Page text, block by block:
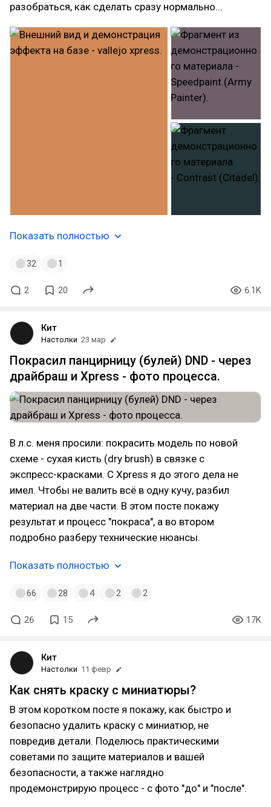
разобраться, как сделать сразу нормально...
Показать полностью
32 1
2 20 6.1K
Кит
Настолки 23 мар
Покрасил панцирницу (булей) DND - через
драйбраш и Xpress - фото процесса.
В л.с. меня просили: покрасить модель по новой
схеме - сухая кисть (dry brush) в связке с
экспресс-красками. С Xpress я до этого дела не
имел. Чтобы не валить всё в одну кучу, разбил
материал на две части. В этом посте покажу
результат и процесс "покраса", а во втором
подробно разберу технические нюансы.
Показать полностью
66 28 4 2 2
26 15 17K
Кит
Настолки 11 февр
Как снять краску с миниатюры?
В этом коротком посте я покажу, как быстро и
безопасно удалить краску с миниатюр, не
повредив детали. Поделюсь практическими
советами по защите материалов и вашей
безопасности, а также наглядно
продемонстрирую процесс - с фото "до" и "после".